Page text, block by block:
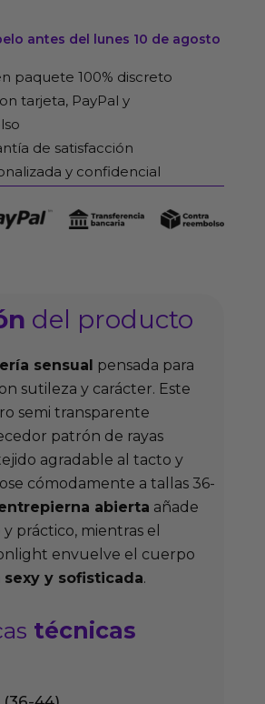
antes del lunes 10 de agosto
paquete 100% discreto
tarjeta, PayPal y
de satisfacción
y confidencial
del producto
sensual pensada para
sutileza y carácter. Este
semi transparente
patrón de rayas
agradable al tacto y
cómodamente a tallas 36-
abierta añade
práctico, mientras el
envuelve el cuerpo
sexy y sofisticada.
técnicas